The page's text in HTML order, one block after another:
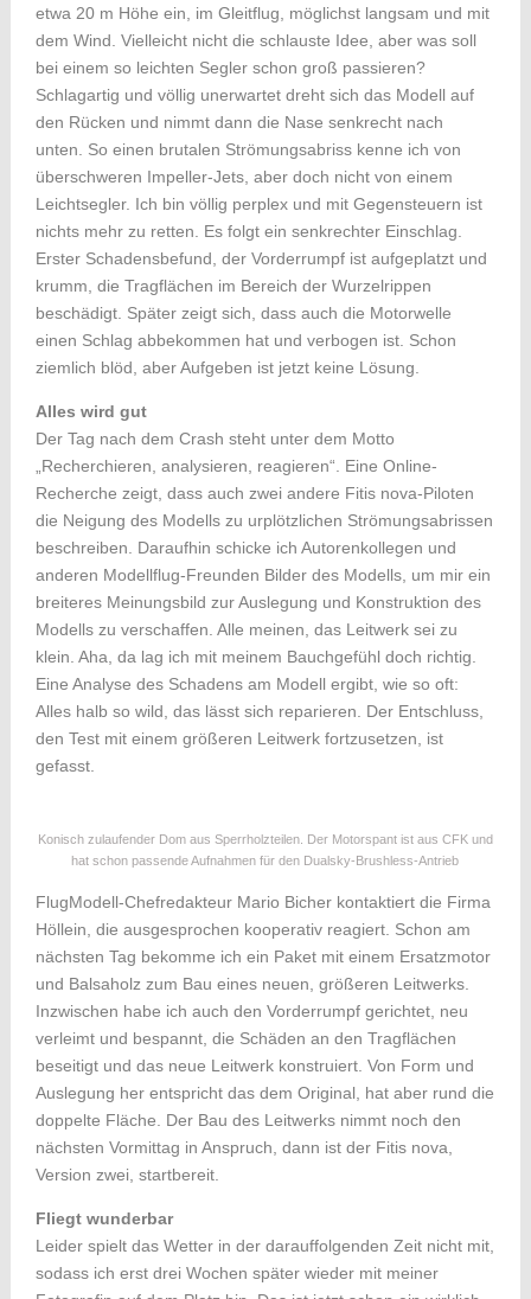
etwa 20 m Höhe ein, im Gleitflug, möglichst langsam und mit
dem Wind. Vielleicht nicht die schlauste Idee, aber was soll
bei einem so leichten Segler schon groß passieren?
Schlagartig und völlig unerwartet dreht sich das Modell auf
den Rücken und nimmt dann die Nase senkrecht nach
unten. So einen brutalen Strömungsabriss kenne ich von
überschweren Impeller-Jets, aber doch nicht von einem
Leichtsegler. Ich bin völlig perplex und mit Gegensteuern ist
nichts mehr zu retten. Es folgt ein senkrechter Einschlag.
Erster Schadensbefund, der Vorderrumpf ist aufgeplatzt und
krumm, die Tragflächen im Bereich der Wurzelrippen
beschädigt. Später zeigt sich, dass auch die Motorwelle
einen Schlag abbekommen hat und verbogen ist. Schon
ziemlich blöd, aber Aufgeben ist jetzt keine Lösung.
Alles wird gut
Der Tag nach dem Crash steht unter dem Motto
„Recherchieren, analysieren, reagieren“. Eine Online-
Recherche zeigt, dass auch zwei andere Fitis nova-Piloten
die Neigung des Modells zu urplötzlichen Strömungsabrissen
beschreiben. Daraufhin schicke ich Autorenkollegen und
anderen Modellflug-Freunden Bilder des Modells, um mir ein
breiteres Meinungsbild zur Auslegung und Konstruktion des
Modells zu verschaffen. Alle meinen, das Leitwerk sei zu
klein. Aha, da lag ich mit meinem Bauchgefühl doch richtig.
Eine Analyse des Schadens am Modell ergibt, wie so oft:
Alles halb so wild, das lässt sich reparieren. Der Entschluss,
den Test mit einem größeren Leitwerk fortzusetzen, ist
gefasst.
Konisch zulaufender Dom aus Sperrholzteilen. Der Motorspant ist aus CFK und
hat schon passende Aufnahmen für den Dualsky-Brushless-Antrieb
FlugModell-Chefredakteur Mario Bicher kontaktiert die Firma
Höllein, die ausgesprochen kooperativ reagiert. Schon am
nächsten Tag bekomme ich ein Paket mit einem Ersatzmotor
und Balsaholz zum Bau eines neuen, größeren Leitwerks.
Inzwischen habe ich auch den Vorderrumpf gerichtet, neu
verleimt und bespannt, die Schäden an den Tragflächen
beseitigt und das neue Leitwerk konstruiert. Von Form und
Auslegung her entspricht das dem Original, hat aber rund die
doppelte Fläche. Der Bau des Leitwerks nimmt noch den
nächsten Vormittag in Anspruch, dann ist der Fitis nova,
Version zwei, startbereit.
Fliegt wunderbar
Leider spielt das Wetter in der darauffolgenden Zeit nicht mit,
sodass ich erst drei Wochen später wieder mit meiner